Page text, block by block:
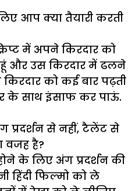
आप क्या तैयारी करती
में अपने किरदार को
हूं और उस किरदार में ढलने
किरदार को कई बार पढ़ती
के साथ इंसाफ कर पाऊं.
प्रदर्शन से नहीं, टैलेंट से
वजह है?
के लिए अंग प्रदर्शन की
हिंदी फिल्मो को ले